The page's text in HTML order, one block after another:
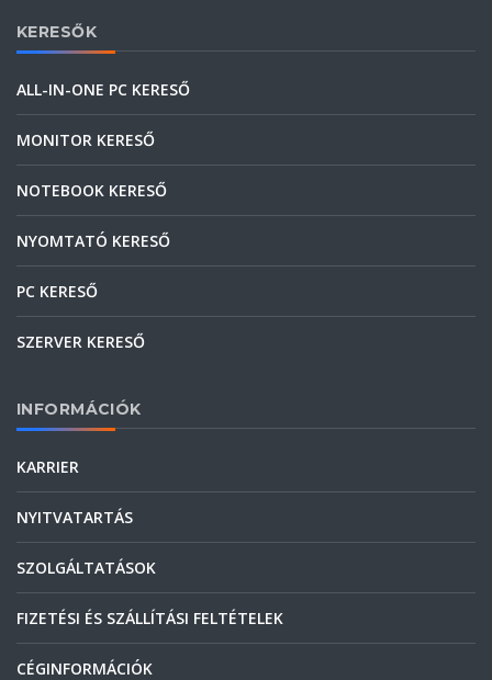
KERESŐK
ALL-IN-ONE PC KERESŐ
MONITOR KERESŐ
NOTEBOOK KERESŐ
NYOMTATÓ KERESŐ
PC KERESŐ
SZERVER KERESŐ
INFORMÁCIÓK
KARRIER
NYITVATARTÁS
SZOLGÁLTATÁSOK
FIZETÉSI ÉS SZÁLLÍTÁSI FELTÉTELEK
CÉGINFORMÁCIÓK